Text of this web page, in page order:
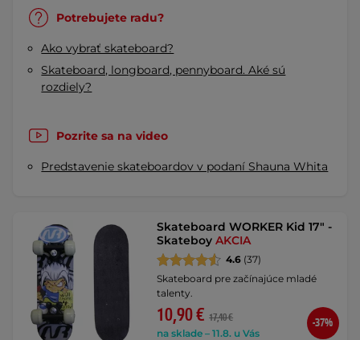
Potrebujete radu?
Ako vybrať skateboard?
Skateboard, longboard, pennyboard. Aké sú
rozdiely?
Pozrite sa na video
Predstavenie skateboardov v podaní Shauna Whita
Skateboard WORKER Kid 17" -
SkateboyAKCIA
4.6 (37)
Skateboard pre začínajúce mladé
talenty.
10,90 € 17,40 €
na sklade – 11.8. u Vás
-37%